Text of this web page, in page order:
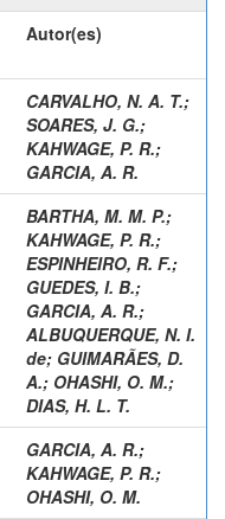
Autor(es)
CARVALHO, N. A. T.;
SOARES, J. G.;
KAHWAGE, P. R.;
GARCIA, A. R.
BARTHA, M. M. P.;
KAHWAGE, P. R.;
ESPINHEIRO, R. F.;
GUEDES, I. B.;
GARCIA, A. R.;
ALBUQUERQUE, N. I.
de; GUIMARÃES, D.
A.; OHASHI, O. M.;
DIAS, H. L. T.
GARCIA, A. R.;
KAHWAGE, P. R.;
OHASHI, O. M.